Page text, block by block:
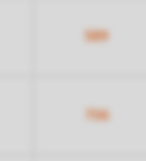
589
706